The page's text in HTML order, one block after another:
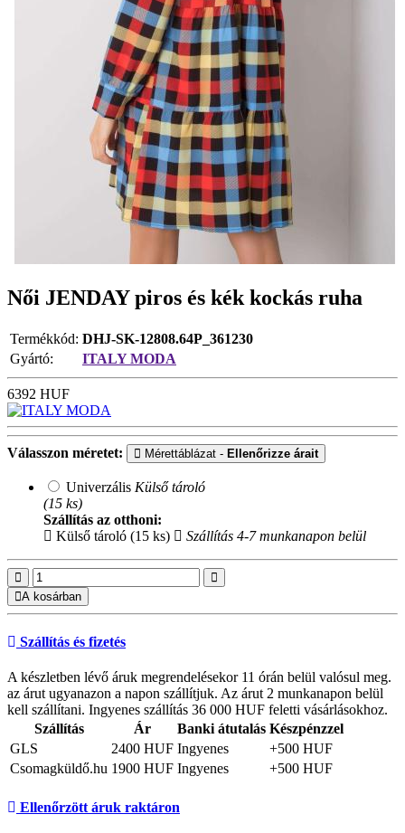
Női JENDAY piros és kék kockás ruha
Termékkód: DHJ-SK-12808.64P_361230
Gyártó:
ITALY MODA
6392 HUF
Válasszon méretet: Mérettáblázat - Ellenőrizze árait
Univerzális Külső tároló
(15 ks)
Szállítás az otthoni:
Külső tároló (15 ks)
Szállítás 4-7 munkanapon belül
A kosárban
Szállítás és fizetés
A készletben lévő áruk megrendelésekor 11 órán belül valósul meg.
az árut ugyanazon a napon szállítjuk. Az árut 2 munkanapon belül
kell szállítani. Ingyenes szállítás 36 000 HUF feletti vásárlásokhoz.
Szállítás
Ár Banki átutalás Készpénzzel
GLS
2400 HUF Ingyenes
+500 HUF
Csomagküldő.hu 1900 HUF Ingyenes +500 HUF
Ellenőrzött áruk raktáron